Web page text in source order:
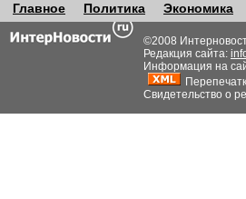
Главное Политика Экономика
©2008
Редакция сайта:
Информация на
Свидетельство о